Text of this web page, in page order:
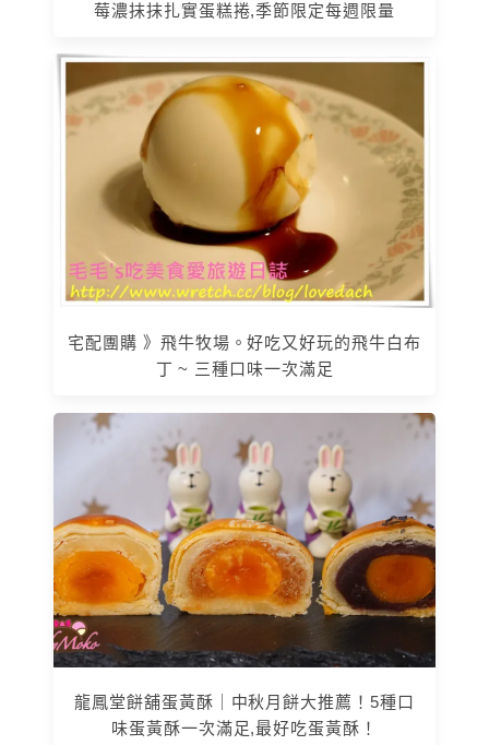
莓濃抹抹扎實蛋糕捲,季節限定每週限量
宅配團購 》飛牛牧場。好吃又好玩的飛牛白布
丁 ~ 三種口味一次滿足
龍鳳堂餅舖蛋黃酥｜中秋月餅大推薦！5種口
味蛋黃酥一次滿足,最好吃蛋黃酥！